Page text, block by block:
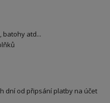
batohy atd...
dní od připsání platby na účet